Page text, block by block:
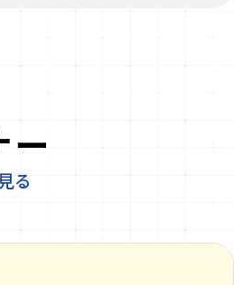
例集Vol.02_食品・製
ー
る